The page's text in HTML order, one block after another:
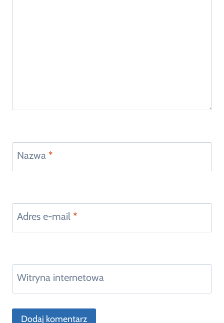
Nazwa *
Adres e-mail *
Witryna internetowa